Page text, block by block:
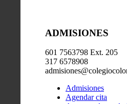
ADMISIONES
601 7563798 Ext. 205
317 6578908
Admisiones
Agendar cita